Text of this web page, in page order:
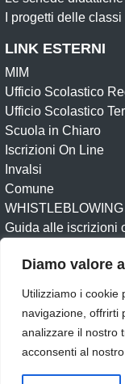
Diamo valore
Utilizziamo i cookie
navigazione, offrirti
analizzare il nostro
acconsenti al
I progetti delle classi
LINK ESTERNI
MIM
Ufficio Scolastico
Ufficio Scolastico
Scuola in Chiaro
Iscrizioni On Line
Invalsi
Comune
WHISTLEBLOWING
Guida alle iscrizioni
Amministrazione
Circolari
Obiettivi di
Privacy Policy